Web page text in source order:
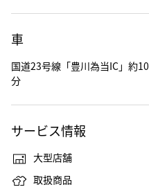
車
国道23号線「豊川為当IC」約
分
サービス情報
大型店舗
取扱商品